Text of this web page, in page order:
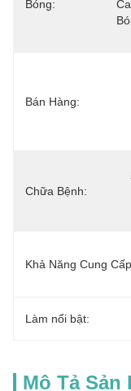
Bóng:
Bán Hàng:
Chữa Bệnh:
Khả Năng Cung
Làm nổi bật:
Mô Tả Sản